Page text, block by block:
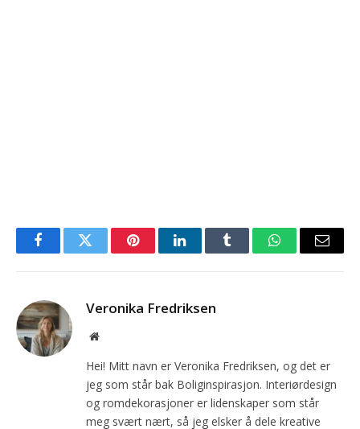
FacebookTwitter PinterestLinkedInTumblr WhatsAppEmail
Veronika Fredriksen
Website
Hei! Mitt navn er Veronika Fredriksen, og det er
jeg som står bak Boliginspirasjon. Interiørdesign
og romdekorasjoner er lidenskaper som står
meg svært nært, så jeg elsker å dele kreative